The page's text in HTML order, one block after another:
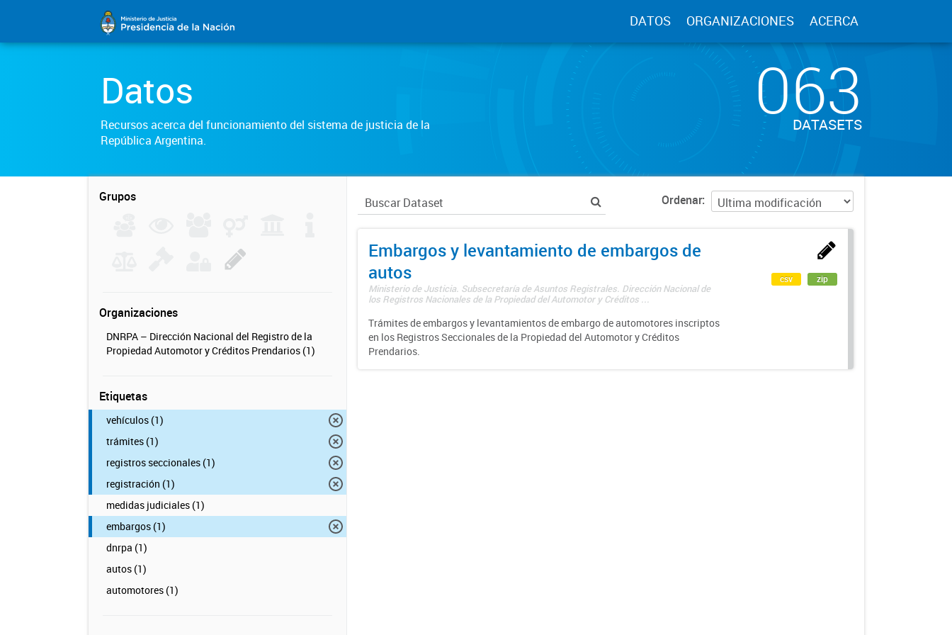
DATOS ORGANIZACIONES ACERCA
Datos
Recursos acerca del funcionamiento del sistema de justicia de la
República Argentina.
063
DATASETS
Grupos
Organizaciones
DNRPA – Dirección Nacional del Registro de la
Propiedad Automotor y Créditos Prendarios (1)
Etiquetas
vehículos (1)
trámites (1)
registros seccionales (1)
registración (1)
medidas judiciales (1)
embargos (1)
dnrpa (1)
autos (1)
automotores (1)
Ordenar
Embargos y levantamiento de embargos de
autos
Ministerio de Justicia. Subsecretaría de Asuntos Registrales. Dirección Nacional de
los Registros Nacionales de la Propiedad del Automotor y Créditos ...
Trámites de embargos y levantamientos de embargo de automotores inscriptos
en los Registros Seccionales de la Propiedad del Automotor y Créditos
Prendarios.
csv zip